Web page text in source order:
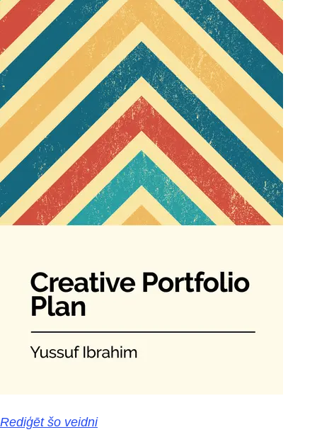
Rediģēt šo veidni